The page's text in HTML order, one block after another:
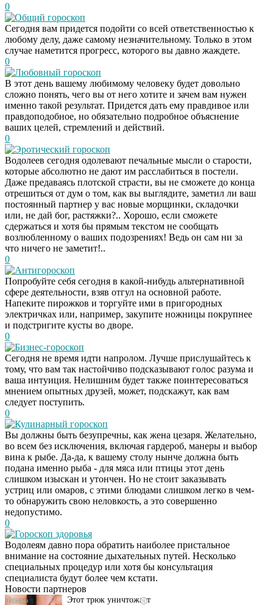
0
Общий гороскоп
Сегодня вам придется подойти со всей ответственностью к
любому делу, даже самому незначительному. Только в этом
случае наметится прогресс, которого вы давно жаждете.
0
Любовный гороскоп
В этот день вашему любимому человеку будет довольно
сложно понять, чего вы от него хотите и зачем вам нужен
именно такой результат. Придется дать ему правдивое или
правдоподобное, но обязательно подробное объяснение
ваших целей, стремлений и действий.
0
Эротический гороскоп
Водолеев сегодня одолевают печальные мысли о старости,
которые абсолютно не дают им расслабиться в постели.
Даже предаваясь плотской страсти, вы не сможете до конца
отрешиться от дум о том, как вы выглядите, заметил ли ваш
постоянный партнер у вас новые морщинки, складочки
или, не дай бог, растяжки?.. Хорошо, если сможете
сдержаться и хотя бы прямым текстом не сообщать
возлюбленному о ваших подозрениях! Ведь он сам ни за
что ничего не заметит!..
0
Антигороскоп
Попробуйте себя сегодня в какой-нибудь альтернативной
сфере деятельности, взяв отгул на основной работе.
Напеките пирожков и торгуйте ими в пригородных
электричках или, например, закупите ножницы покрупнее
и подстригите кусты во дворе.
0
Бизнес-гороскоп
Сегодня не время идти напролом. Лучше прислушайтесь к
тому, что вам так настойчиво подсказывают голос разума и
ваша интуиция. Нелишним будет также поинтересоваться
мнением опытных друзей, может, подскажут, как вам
следует поступить.
0
Кулинарный гороскоп
Вы должны быть безупречны, как жена цезаря. Желательно,
во всем без исключения, включая гардероб, манеры и выбор
вина к рыбе. Да-да, к вашему столу нынче должна быть
подана именно рыба - для мяса или птицы этот день
слишком изыскан и утончен. Но не стоит заказывать
устриц или омаров, с этими блюдами слишком легко в чем-
то обнаружить свою неловкость, а это совершенно
недопустимо.
0
Гороскоп здоровья
Водолеям давно пора обратить наиболее пристальное
внимание на состояние дыхательных путей. Несколько
специальных процедур или хотя бы консультация
специалиста будут более чем кстати.
Новости партнеров
Даже самый
запущенный грибок
исчезнет с корнем,
если перед сном…
i
Этот трюк уничтожает